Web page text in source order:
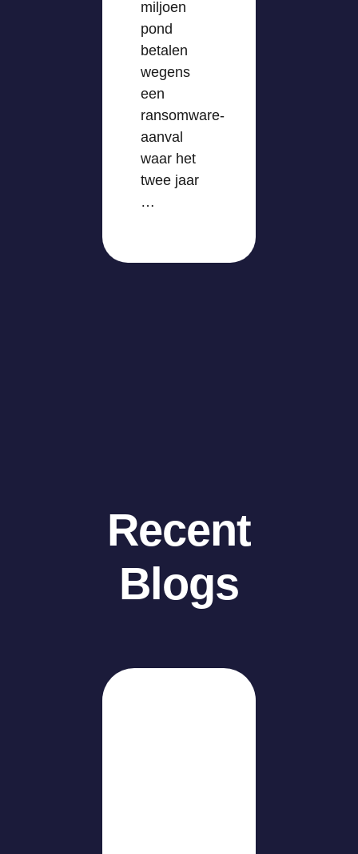
miljoen
pond
betalen
wegens
een
ransomware-
aanval
waar het
twee jaar
…
Recent
Blogs